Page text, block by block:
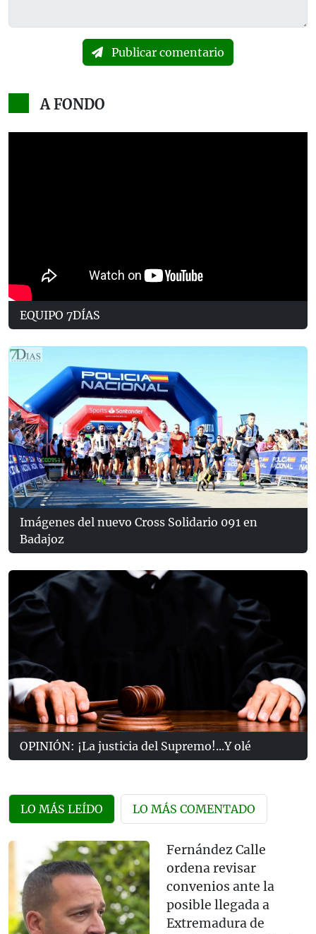
Publicar comentario
A FONDO
EQUIPO 7DÍAS
Imágenes del nuevo Cross Solidario 091 en
Badajoz
OPINIÓN: ¡La justicia del Supremo!...Y olé
LO MÁS LEÍDO LO MÁS COMENTADO
Fernández Calle
ordena revisar
convenios ante la
posible llegada a
Extremadura de